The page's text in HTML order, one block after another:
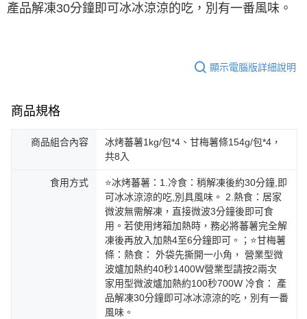
產品解凍30分鐘即可冰冰涼涼的吃，別有一番風味。
顯示電腦版詳細說明
商品規格
商品組合內容
冰烤蕃薯1kg/包*4、甘梅薯條154g/包*4，
共8入
食用方式
⭐冰烤蕃薯：1.冷食：稍解凍後約30分鐘,即
可冰冰涼涼的吃,別具風味。 2.熱食：居家
微波無需解凍，直接微波3分鐘後即可食
用。若使用烤箱加熱時，務必將蕃薯完全解
凍後再放入加熱4至6分鐘即可。；⭐甘梅薯
條：熱食： 外袋先撕開一小角， 營業型微
波爐加熱約40秒1400W營業型請按2兩次
家用型微波爐加熱約100秒700W 冷食： 產
品解凍30分鐘即可冰冰涼涼的吃，別有一番
風味。